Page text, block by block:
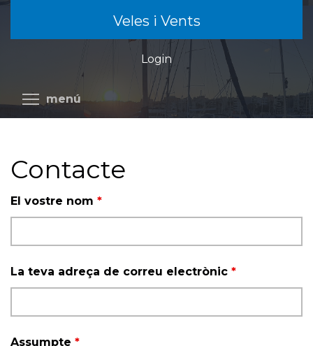
contingut
Veles i Vents
Login
menú Commuta la visibilitat del menú
Contacte
El vostre nom *
La teva adreça de correu electrònic *
Assumpte *